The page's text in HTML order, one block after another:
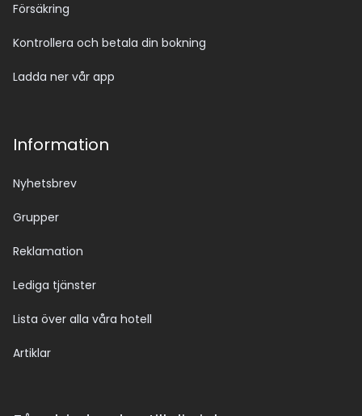
Försäkring
Kontrollera och betala din bokning
Ladda ner vår app
Information
Nyhetsbrev
Grupper
Reklamation
Lediga tjänster
Lista över alla våra hotell
Artiklar